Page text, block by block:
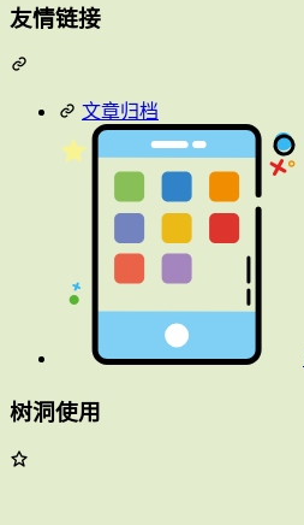
友情链接
文章归档
树洞使用